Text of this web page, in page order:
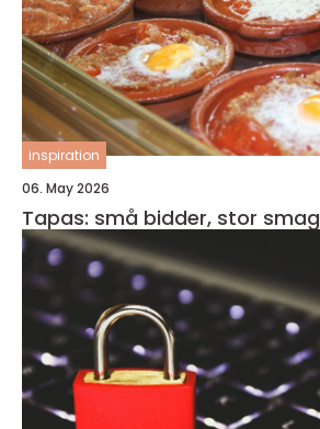
inspiration
06. May 2026
Tapas: små bidder, stor smag